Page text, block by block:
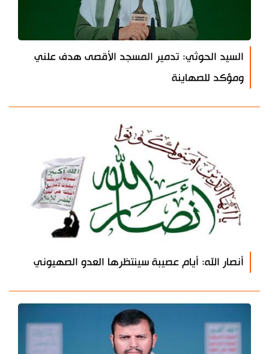
السيد الحوثي: تدمير المسجد الأقصى هدف علني
ومؤكد للصهاينة
أنصار الله: أيام عصيبة سينتظرها العدو الصهيوني